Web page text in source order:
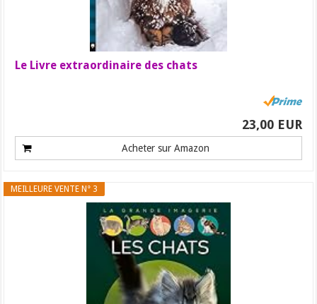
Le Livre extraordinaire des chats
23,00 EUR
Acheter sur Amazon
MEILLEURE VENTE N° 3